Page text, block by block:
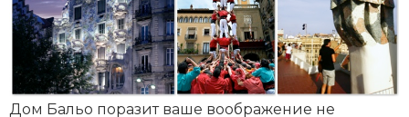
Дом Бальо поразит ваше воображение не